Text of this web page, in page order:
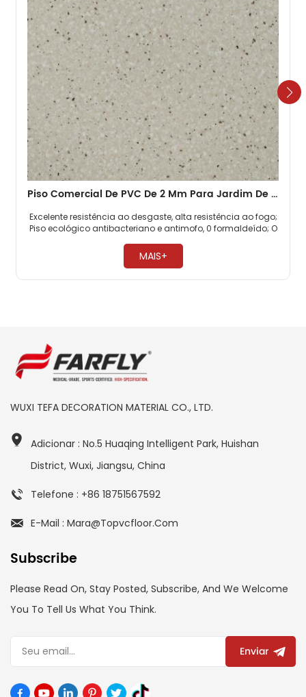
Piso Comercial De PVC De 2 Mm Para Jardim De Infância
Excelente resistência ao desgaste, alta resistência ao fogo;
Piso ecológico antibacteriano e antimofo, 0 formaldeído; O
MAIS+
WUXI TEFA DECORATION MATERIAL CO., LTD.
Adicionar : No.5 Huaqing Intelligent Park, Huishan
District, Wuxi, Jiangsu, China
Telefone : +86 18751567592
E-Mail : Mara@topvcfloor.com
Subscribe
Please Read On, Stay Posted, Subscribe, And We Welcome
You To Tell Us What You Think.
Enviar